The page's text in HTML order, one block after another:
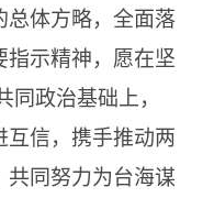
体方略，全面落
示精神，愿在坚
同政治基础上，
信，携手推动两
同努力为台海谋